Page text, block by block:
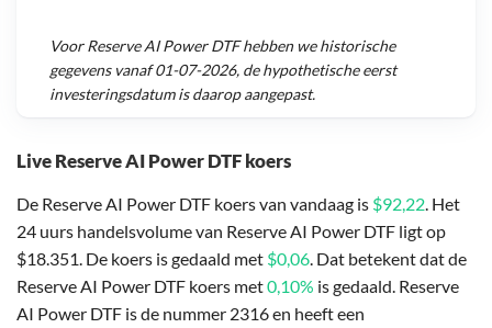
Live Reserve AI Power DTF koers
De Reserve AI Power DTF koers van vandaag is $92,22. Het
24 uurs handelsvolume van Reserve AI Power DTF ligt op
$18.351. De koers is gedaald met $0,06. Dat betekent dat de
Reserve AI Power DTF koers met0,10% is gedaald. Reserve
AI Power DTF is de nummer 2316 en heeft een
VoorReserve AI Power DTFhebben we historische
gegevens vanaf01-07-2026, de hypothetische eerst
investeringsdatum is daarop aangepast.